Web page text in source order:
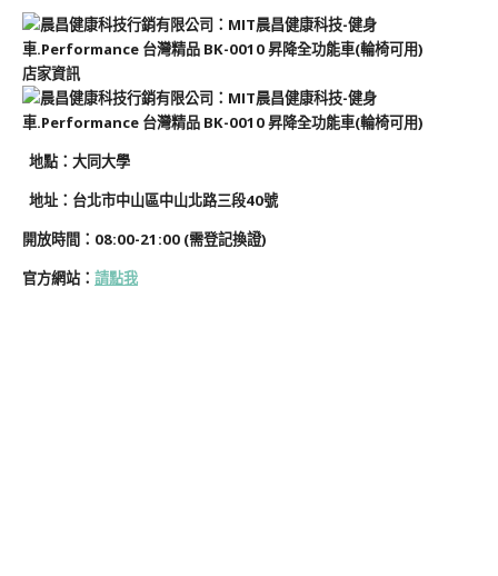
店家資訊
地點：大同大學
地址：台北市中山區中山北路三段40號
開放時間：08:00-21:00 (需登記換證)
官方網站： 請點我